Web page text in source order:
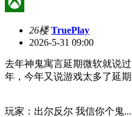
26楼 TruePlay
2026-5-31 09:00
去年神鬼寓言延期微软就说
年，今年又说游戏太多了延期
玩家：出尔反尔 我信你个鬼